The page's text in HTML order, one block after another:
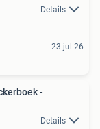
Details
23 jul 26
-
Details